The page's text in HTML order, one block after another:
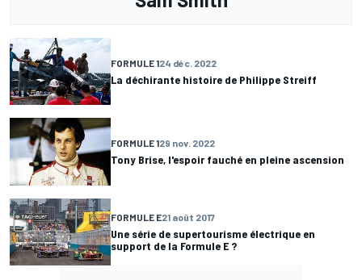
FORMULE 124 déc. 2022
La déchirante histoire de Philippe Streiff
FORMULE 129 nov. 2022
Tony Brise, l'espoir fauché en pleine ascension
FORMULE E21 août 2017
Une série de supertourisme électrique en
support de la Formule E ?